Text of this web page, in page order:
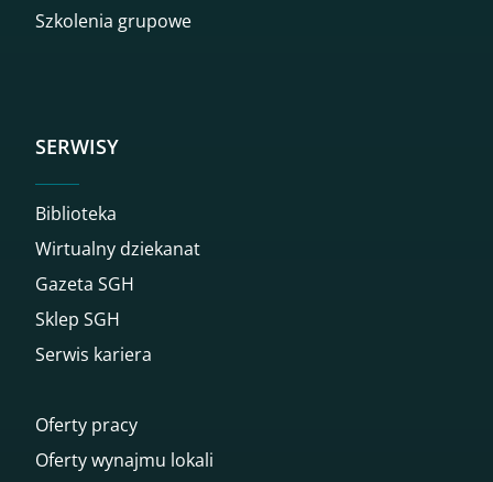
Szkolenia grupowe
SERWISY
Biblioteka
Wirtualny dziekanat
Gazeta SGH
Sklep SGH
Serwis kariera
Oferty pracy
Oferty wynajmu lokali